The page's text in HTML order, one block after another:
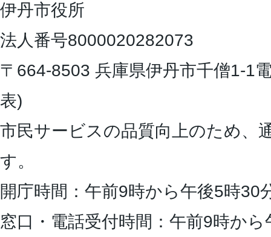
伊丹市役所
法人番号8000020282073
〒664-8503 兵庫県伊丹市千僧1-1
表)
市民サービスの品質向上のため、
す。
開庁時間：午前9時から午後5時30
窓口・電話受付時間：午前9時か